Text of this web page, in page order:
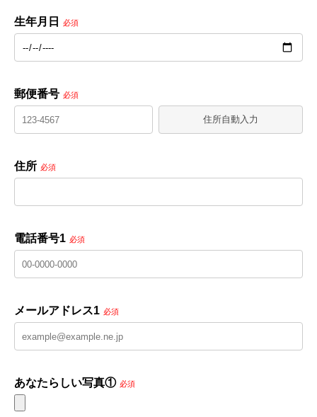
生年月日 必須
郵便番号 必須
住所自動入力
住所 必須
電話番号1 必須
メールアドレス1 必須
あなたらしい写真① 必須